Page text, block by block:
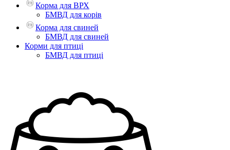
Корма для ВРХ
БМВД для корів
Корма для свиней
БМВД для свиней
Корми для птиці
БМВД для птиці